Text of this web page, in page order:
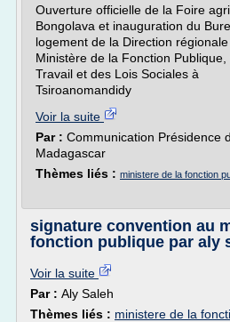
Ouverture officielle de la Foire
Bongolava et inauguration du
logement de la Direction régionale
Ministère de la Fonction Publique,
Travail et des Lois Sociales à
Tsiroanomandidy
Voir la suite
Par : Communication Présidence
Madagascar
Thèmes liés : ministere de la fonction
signature convention au
fonction publique par aly
Voir la suite
Par : Aly Saleh
Thèmes liés : ministere de la